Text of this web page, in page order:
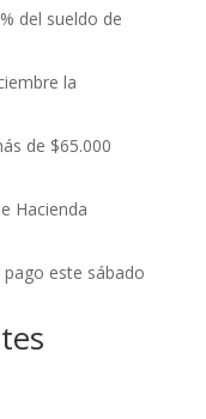
del sueldo de
la
de $65.000
Hacienda
este sábado